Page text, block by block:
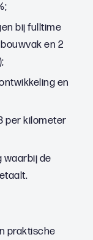
bij fulltime
en 2
en
per kilometer
waarbij de
praktische